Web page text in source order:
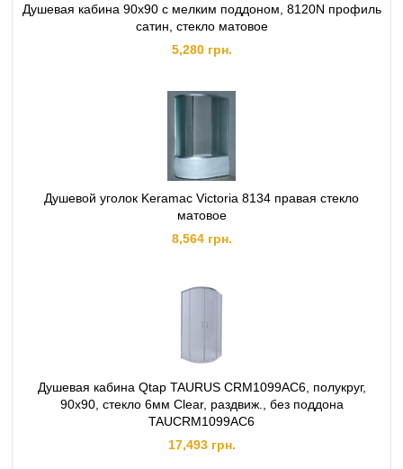
Душевая кабина 90х90 с мелким поддоном, 8120N профиль
сатин, стекло матовое
5,280 грн.
Душевой уголок Keramac Victoria 8134 правая стекло
матовое
8,564 грн.
Душевая кабина Qtap TAURUS CRM1099AC6, полукруг,
90x90, стекло 6мм Clear, раздвиж., без поддона
TAUCRM1099AC6
17,493 грн.